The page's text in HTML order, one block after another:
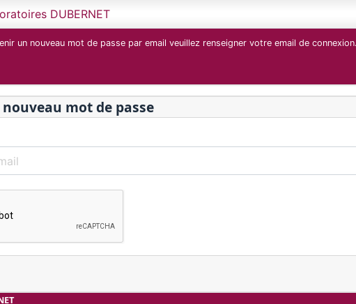
DUBERNET
un nouveau mot de passe par email veuillez renseigner votre email de
mot de passe